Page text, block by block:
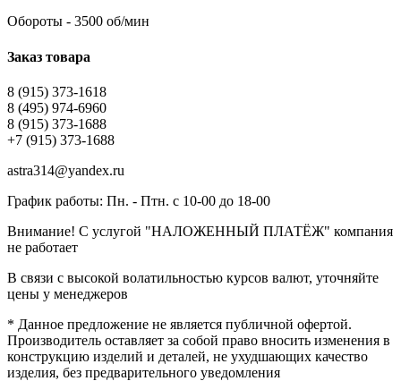
Обороты - 3500 об/мин
Заказ товара
8 (915) 373-1618
8 (495) 974-6960
8 (915) 373-1688
+7 (915) 373-1688
astra314@yandex.ru
График работы: Пн. - Птн. с 10-00 до 18-00
Внимание! С услугой "НАЛОЖЕННЫЙ ПЛАТЁЖ" компания
не работает
В связи с высокой волатильностью курсов валют, уточняйте
цены у менеджеров
* Данное предложение не является публичной офертой.
Производитель оставляет за собой право вносить изменения в
конструкцию изделий и деталей, не ухудшающих качество
изделия, без предварительного уведомления